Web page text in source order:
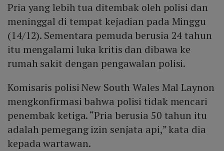
Pria yang lebih tua ditembak oleh polisi dan
meninggal di tempat kejadian pada Minggu
(14/12). Sementara pemuda berusia 24 tahun
itu mengalami luka kritis dan dibawa ke
rumah sakit dengan pengawalan polisi.
Komisaris polisi New South Wales Mal Laynon
mengkonfirmasi bahwa polisi tidak mencari
penembak ketiga. “Pria berusia 50 tahun itu
adalah pemegang izin senjata api,” kata dia
kepada wartawan.